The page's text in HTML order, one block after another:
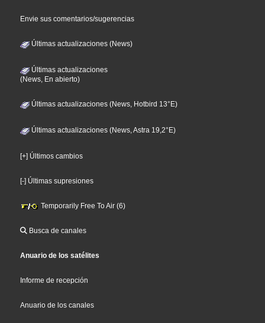
Envie sus comentarios/sugerencias
Últimas actualizaciones (News)
Últimas actualizaciones
(News, En abierto)
Últimas actualizaciones (News, Hotbird 13°E)
Últimas actualizaciones (News, Astra 19,2°E)
[+] Últimos cambios
[-] Últimas supresiones
Temporarily Free To Air (6)
Busca de canales
Anuario de los satélites
Informe de recepción
Anuario de los canales